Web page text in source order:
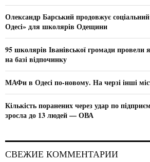
:
Олександр Барський продовжує
Одесі» для школярів Одещини
95 школярів Іванівської громади провели
на базі відпочинку
МАФи в Одесі по-новому. На черзі інші
Кількість поранених через удар по
зросла до 13 людей — ОВА
СВЕЖИЕ КОММЕНТАРИИ